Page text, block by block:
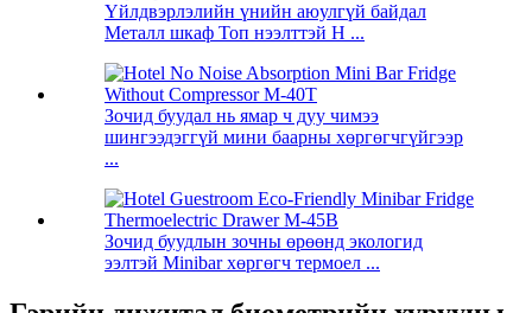
Үйлдвэрлэлийн үнийн аюулгүй байдал
Металл шкаф Топ нээлттэй H ...
Зочид буудал нь ямар ч дуу чимээ
шингээдэггүй мини баарны хөргөгчгүйгээр
...
Зочид буудлын зочны өрөөнд экологид
ээлтэй Minibar хөргөгч термоел ...